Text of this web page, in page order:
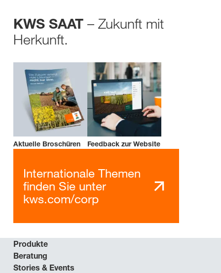
KWS SAAT – Zukunft mit
Herkunft.
Aktuelle Broschüren Feedback zur Website
Internationale Themen
finden Sie unter
kws.com/corp
Produkte
Beratung
Stories & Events